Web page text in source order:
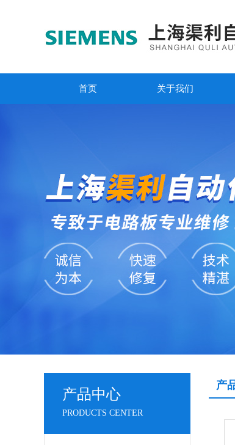
首页 关于我们
产品中心
PRODUCTS CENTER
产